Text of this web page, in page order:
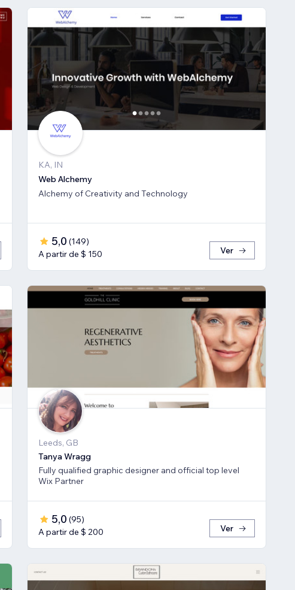
KA, IN
Web Alchemy
Alchemy of Creativity and Technology
5,0 (149)
A partir de $ 150
Ver
Leeds, GB
Tanya Wragg
Fully qualified graphic designer and official top level
Wix Partner
5,0 (95)
A partir de $ 200
Ver